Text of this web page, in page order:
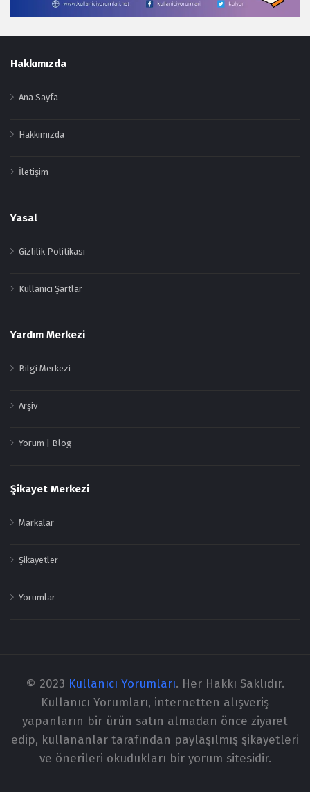
Footer
Hakkımızda
Ana Sayfa
Hakkımızda
İletişim
Yasal
Gizlilik Politikası
Kullanıcı Şartlar
Yardım Merkezi
Bilgi Merkezi
Arşiv
Yorum | Blog
Şikayet Merkezi
Markalar
Şikayetler
Yorumlar
© 2023 Kullanıcı Yorumları. Her Hakkı Saklıdır.
Kullanıcı Yorumları, internetten alışveriş
yapanların bir ürün satın almadan önce ziyaret
edip, kullananlar tarafından paylaşılmış şikayetleri
ve önerileri okudukları bir yorum sitesidir.